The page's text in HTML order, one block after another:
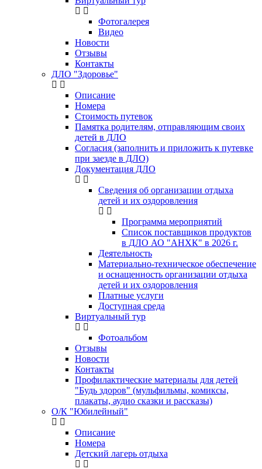
Фотогалерея
Видео
Новости
Отзывы
Контакты
ДЛО "Здоровье"
Описание
Номера
Стоимость путевок
Памятка родителям, отправляющим своих
детей в ДЛО
Согласия (заполнить и приложить к путевке
при заезде в ДЛО)
Документация ДЛО
Сведения об организации отдыха
детей и их оздоровления
Программа мероприятий
Список поставщиков продуктов
в ДЛО АО "АНХК" в 2026 г.
Деятельность
Материально-техническое обеспечение
и оснащенность организации отдыха
детей и их оздоровления
Платные услуги
Доступная среда
Виртуальный тур
Фотоальбом
Отзывы
Новости
Контакты
Профилактические материалы для детей
"Будь здоров" (мульфильмы, комиксы,
плакаты, аудио сказки и рассказы)
О/К "Юбилейный"
Описание
Номера
Детский лагерь отдыха